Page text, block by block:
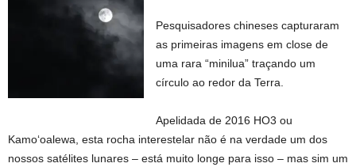
Pesquisadores chineses capturaram
as primeiras imagens em close de
uma rara “minilua” traçando um
círculo ao redor da Terra.
Apelidada de 2016 HO3 ou
Kamoʻoalewa, esta rocha interestelar não é na verdade um dos
nossos satélites lunares – está muito longe para isso – mas sim um